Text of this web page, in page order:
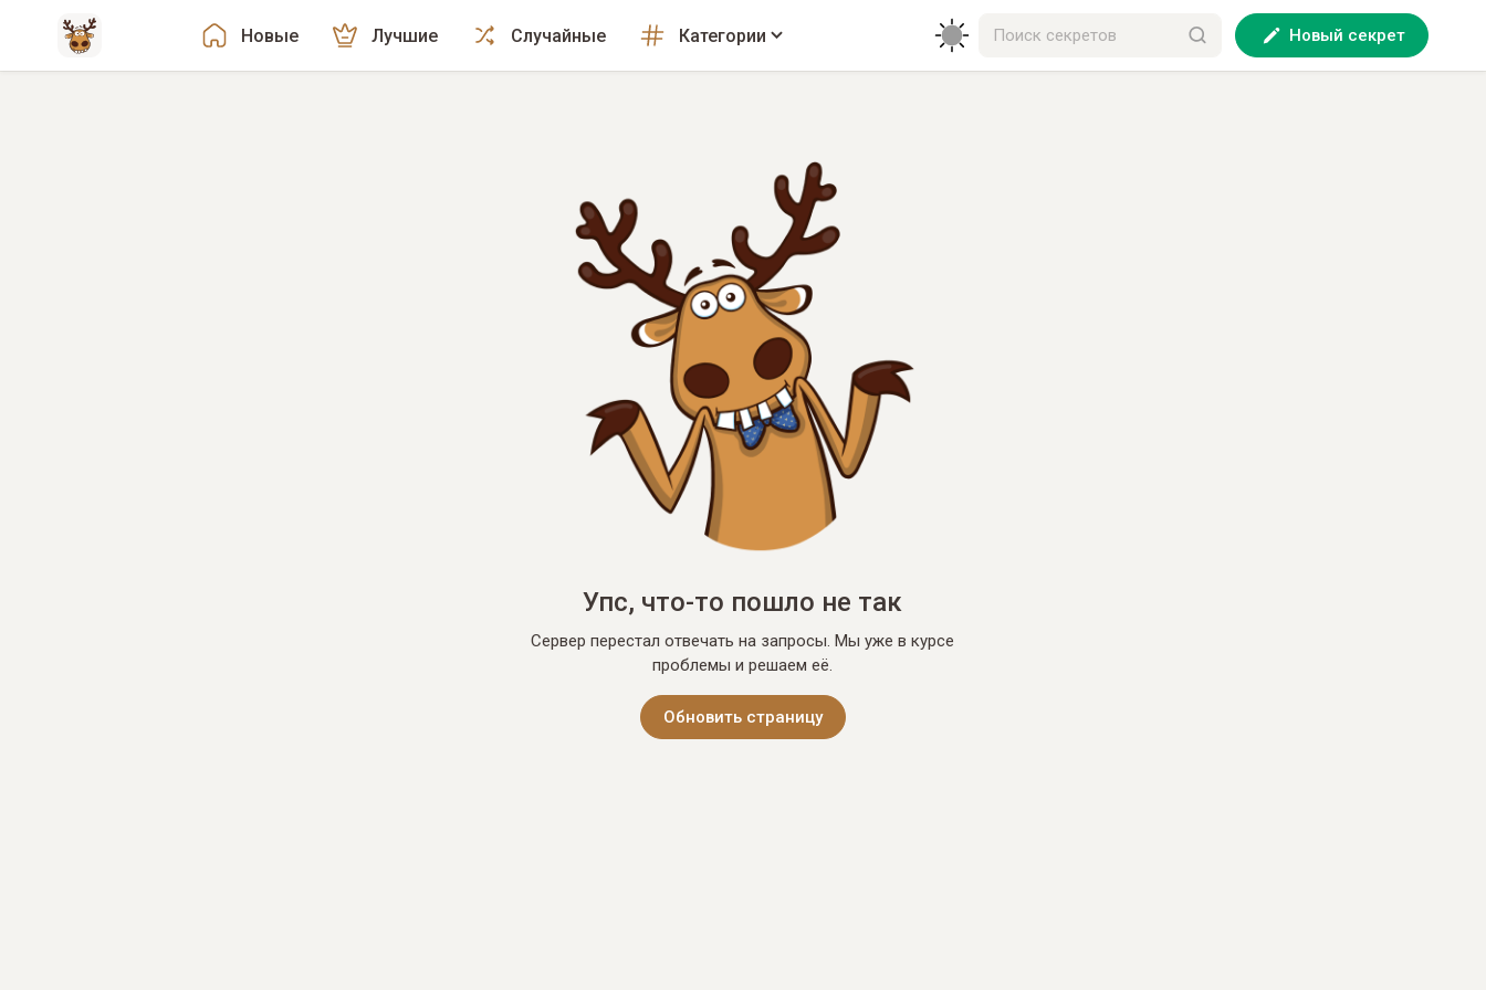
Новые Лучшие Случайные Категории Новый секрет
Упс, что-то пошло не так
Сервер перестал отвечать на запросы. Мы уже в курсе
проблемы и решаем её.
Обновить страницу